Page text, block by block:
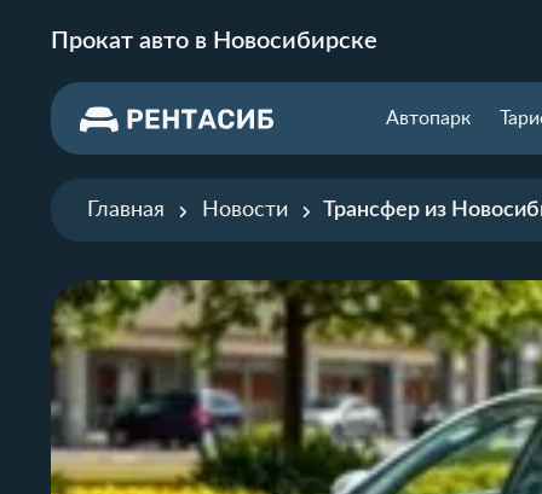
Прокат авто в Новосибирске
Автопарк
Главная Новости Трансфер из